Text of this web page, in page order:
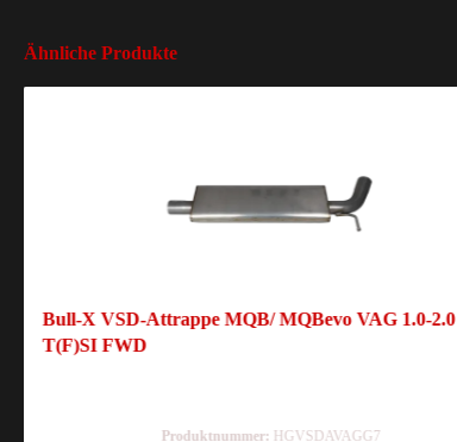
Ähnliche Produkte
Bull-X VSD-Attrappe MQB/ MQBevo VAG 1.0-2.0
T(F)SI FWD
Produktnummer: HGVSDAVAGG7